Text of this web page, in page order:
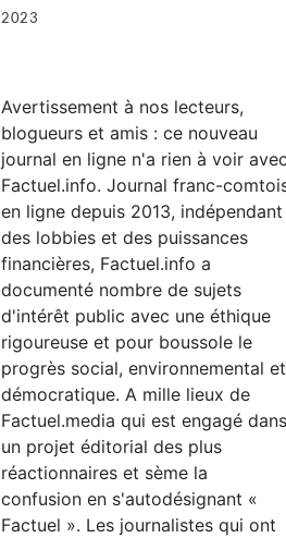
2023
Avertissement à nos lecteurs,
blogueurs et amis : ce nouveau
journal en ligne n'a rien à voir avec
Factuel.info. Journal franc-
en ligne depuis 2013, indépendant
des lobbies et des puissances
financières, Factuel.info a
documenté nombre de sujets
d'intérêt public avec une éthique
rigoureuse et pour boussole le
progrès social, environnemental et
démocratique. A mille lieux de
Factuel.media qui est engagé dans
un projet éditorial des plus
réactionnaires et sème la
confusion en s'autodésignant «
Factuel ». Les journalistes qui ont